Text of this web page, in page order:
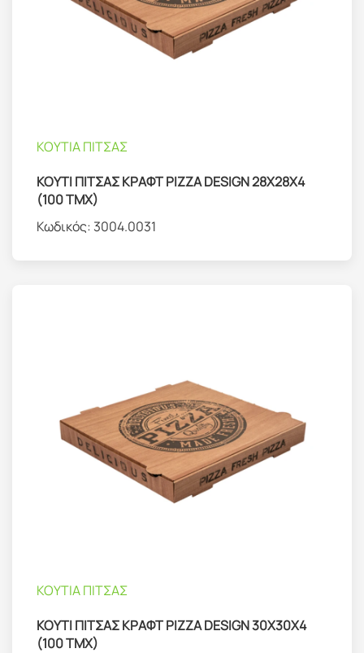
ΚΟΥΤΙΑ ΠΙΤΣΑΣ
ΚΟΥΤΙ ΠΙΤΣΑΣ ΚΡΑΦΤ PIZZA DESIGN 28X28X4
(100 TMX)
Κωδικός: 3004.0031
ΚΟΥΤΙΑ ΠΙΤΣΑΣ
ΚΟΥΤΙ ΠΙΤΣΑΣ ΚΡΑΦΤ PIZZA DESIGN 30X30X4
(100 TMX)